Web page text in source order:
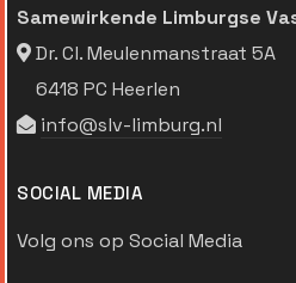
Samewirkende Limburgse
Dr. Cl. Meulenmanstraat 5A
6418 PC Heerlen
info@slv-limburg.nl
SOCIAL MEDIA
Volg ons op Social Media